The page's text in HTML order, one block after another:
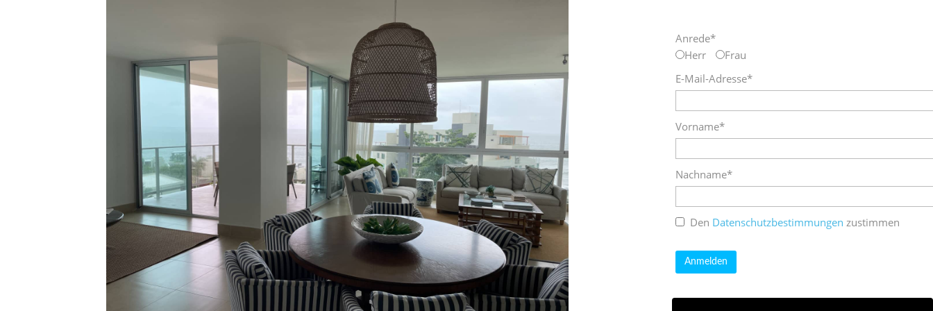
Anrede*
Herr
Frau
E-Mail-Adresse*
Vorname*
Nachname*
Den Datenschutzbestimmungen zustimmen